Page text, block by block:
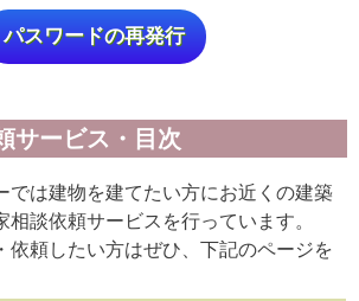
パスワードの再発行
サービス・目次
では建物を建てたい方にお近くの建築
談依頼サービスを行っています。
依頼したい方はぜひ、下記のページを